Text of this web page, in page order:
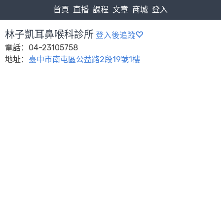
首頁 直播 課程 文章 商城 登入
林子凱耳鼻喉科診所 登入後追蹤
電話：04-23105758
地址： 臺中市南屯區公益路2段19號1樓